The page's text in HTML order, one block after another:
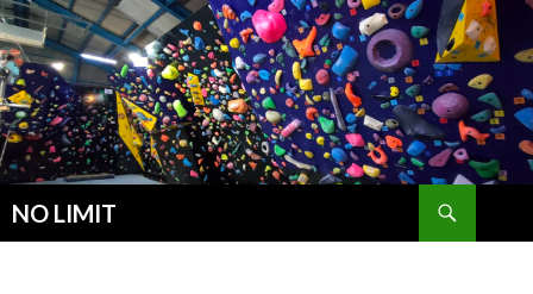
NO LIMIT
索